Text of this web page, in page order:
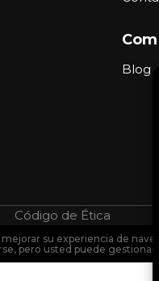
Blog
Código de Ética
su experiencia de
pero usted puede gestionar